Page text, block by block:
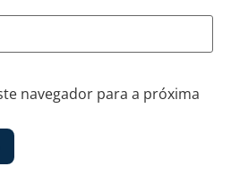
navegador para a próxima